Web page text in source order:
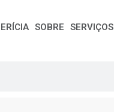
SOBRE SERVIÇOS